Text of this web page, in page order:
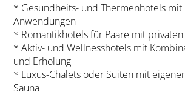
* Gesundheits- und Thermenhotels mit
Anwendungen
* Romantikhotels für Paare mit
* Aktiv- und Wellnesshotels mit
und Erholung
* Luxus-Chalets oder Suiten mit
Sauna